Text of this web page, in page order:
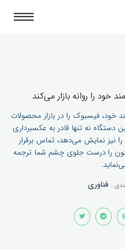
را روانه بازار می‌کند
خود، فیسبوک را در بازار محصولات
نه تنها قادر به عکسبرداری
نیز نمایش می‌دهد، تماس برقرار
را درست جلوی چشم شما ترجمه
: فناوری